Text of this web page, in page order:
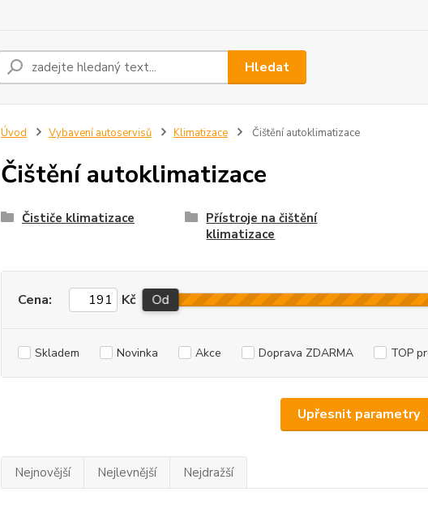
Hledat
Úvod Vybavení autoservisů Klimatizace Čištění autoklimatizace
Čištění autoklimatizace
Čističe klimatizace
Přístroje na čištění
klimatizace
Upřesnit parametry
Cena: Kč Od
Skladem Novinka Akce Doprava ZDARMA TOP
Nejnovější Nejlevnější Nejdražší